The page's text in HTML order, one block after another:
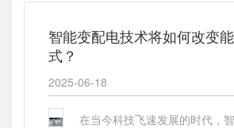
智能变配电技术将如何改变
式？
2025-06-18
在当今科技飞速发展的时代，